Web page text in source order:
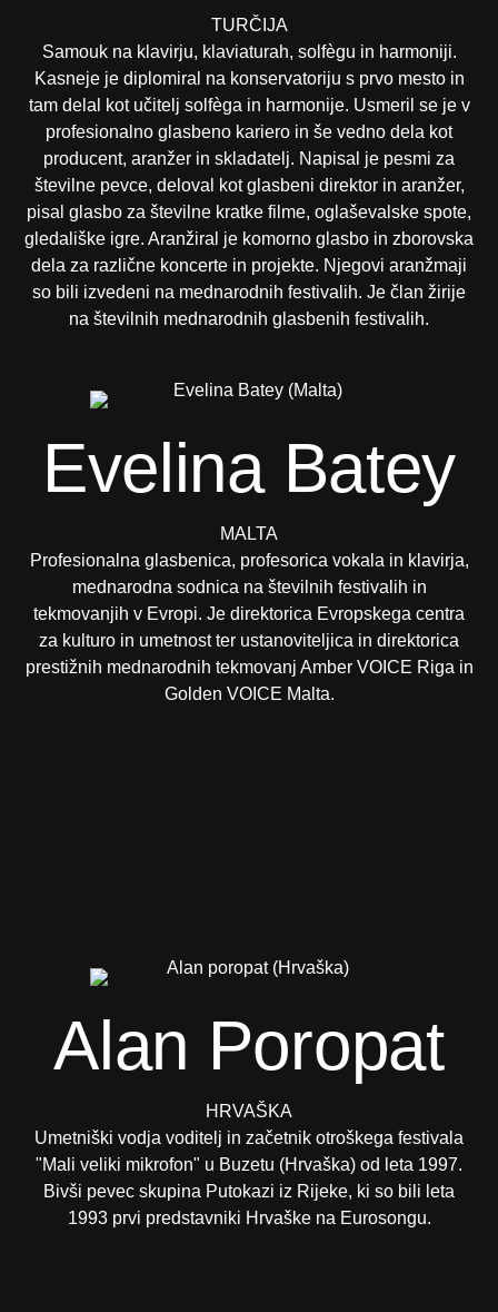
TURČIJA
Samouk na klavirju, klaviaturah, solfègu in harmoniji.
Kasneje je diplomiral na konservatoriju s prvo mesto in
tam delal kot učitelj solfèga in harmonije. Usmeril se je v
profesionalno glasbeno kariero in še vedno dela kot
producent, aranžer in skladatelj. Napisal je pesmi za
številne pevce, deloval kot glasbeni direktor in aranžer,
pisal glasbo za številne kratke filme, oglaševalske spote,
gledališke igre. Aranžiral je komorno glasbo in zborovska
dela za različne koncerte in projekte. Njegovi aranžmaji
so bili izvedeni na mednarodnih festivalih. Je član žirije
na številnih mednarodnih glasbenih festivalih.​
Evelina Batey
MALTA
Profesionalna glasbenica, profesorica vokala in klavirja,
mednarodna sodnica na številnih festivalih in
tekmovanjih v Evropi. Je direktorica Evropskega centra
za kulturo in umetnost ter ustanoviteljica in direktorica
prestižnih mednarodnih tekmovanj Amber VOICE Riga in
Golden VOICE Malta.
Alan Poropat
HRVAŠKA
Umetniški vodja voditelj in začetnik otroškega festivala
"Mali veliki mikrofon" u Buzetu (Hrvaška) od leta 1997.
Bivši pevec skupina Putokazi iz Rijeke, ki so bili leta
1993 prvi predstavniki Hrvaške na Eurosongu.​